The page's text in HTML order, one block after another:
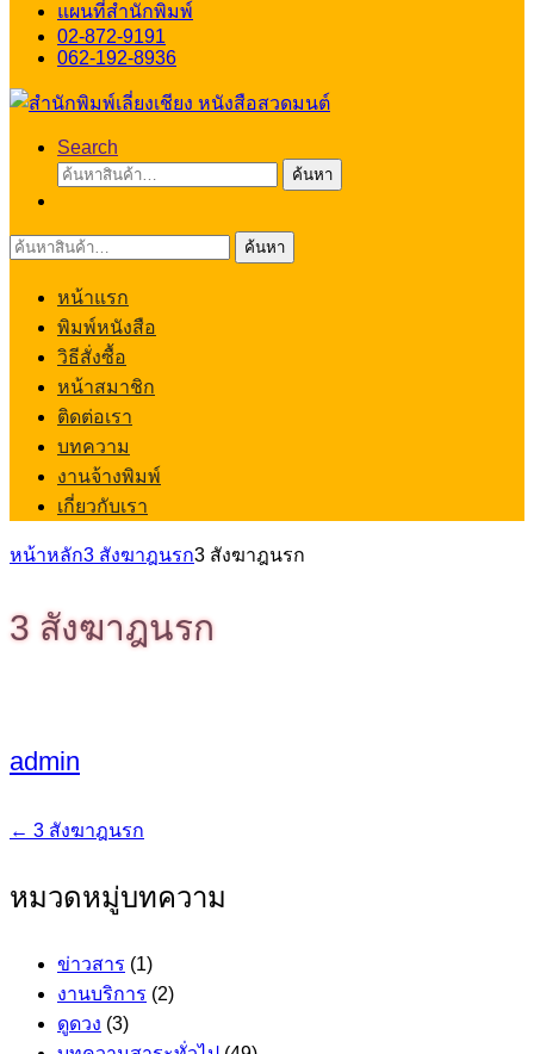
แผนที่สำนักพิมพ์
02-872-9191
062-192-8936
Search
ค้นหา:
ค้นหา
ค้นหา: ค้นหา
หน้าแรก
พิมพ์หนังสือ
วิธีสั่งซื้อ
หน้าสมาชิก
ติดต่อเรา
บทความ
งานจ้างพิมพ์
เกี่ยวกับเรา
หน้าหลัก3 สังฆาฎนรก3 สังฆาฎนรก
3 สังฆาฎนรก
admin
แนะแนว
เรื่อง
← 3 สังฆาฎนรก
หมวดหมู่บทความ
ข่าวสาร (1)
งานบริการ (2)
ดูดวง (3)